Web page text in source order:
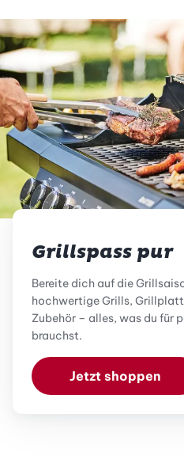
Grillspass pur
Bereite dich auf die
hochwertige Grills,
Zubehör – alles, was du für
brauchst.
Jetzt shoppen